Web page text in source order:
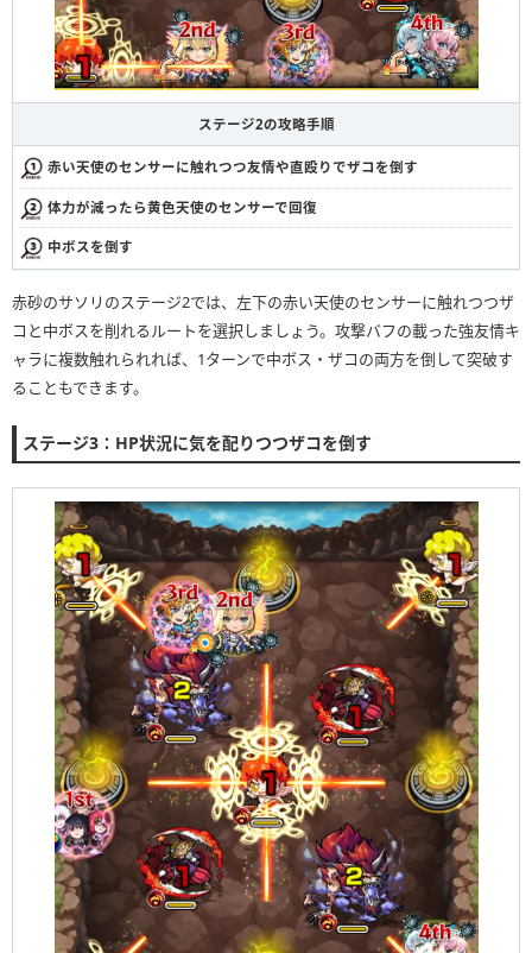
ステージ2の攻略手順
赤い天使のセンサーに触れつつ友情や直殴りでザコを倒す
体力が減ったら黄色天使のセンサーで回復
中ボスを倒す
赤砂のサソリのステージ2では、左下の赤い天使のセンサーに触れつつザ
コと中ボスを削れるルートを選択しましょう。攻撃バフの載った強友情キ
ャラに複数触れられれば、1ターンで中ボス・ザコの両方を倒して突破す
ることもできます。
ステージ3：HP状況に気を配りつつザコを倒す